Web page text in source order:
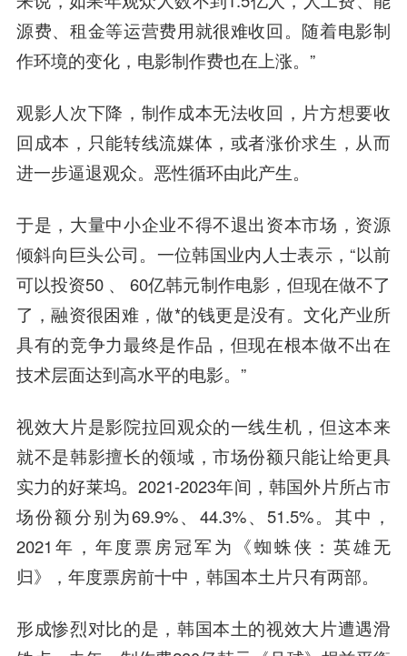
源费、租金等运营费用就很难收回。随着电影制
作环境的变化，电影制作费也在上涨。”
观影人次下降，制作成本无法收回，片方想要收
回成本，只能转线流媒体，或者涨价求生，从而
进一步逼退观众。恶性循环由此产生。
于是，大量中小企业不得不退出资本市场，资源
倾斜向巨头公司。一位韩国业内人士表示，“以前
可以投资50 、 60亿韩元制作电影，但现在做不了
了，融资很困难，做*的钱更是没有。文化产业所
具有的竞争力最终是作品，但现在根本做不出在
技术层面达到高水平的电影。”
视效大片是影院拉回观众的一线生机，但这本来
就不是韩影擅长的领域，市场份额只能让给更具
实力的好莱坞。2021-2023年间，韩国外片所占市
场份额分别为69.9%、44.3%、51.5%。其中，
2021年，年度票房冠军为《蜘蛛侠：英雄无
归》，年度票房前十中，韩国本土片只有两部。
形成惨烈对比的是，韩国本土的视效大片遭遇滑